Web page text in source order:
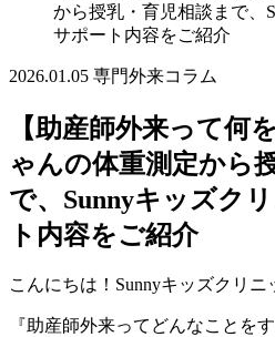
から授乳・育児相談まで、
サポート内容をご紹介
2026.01.05 専門外来コラム
【助産師外来って何
ゃんの体重測定から
で、Sunnyキッズク
ト内容をご紹介
こんにちは！Sunnyキッズクリニ
『助産師外来ってどんなことを